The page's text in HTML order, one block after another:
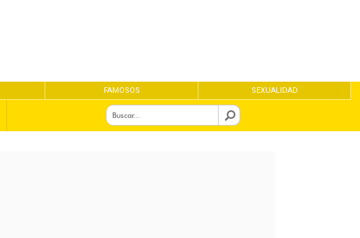
FAMOSOS SEXUALIDAD